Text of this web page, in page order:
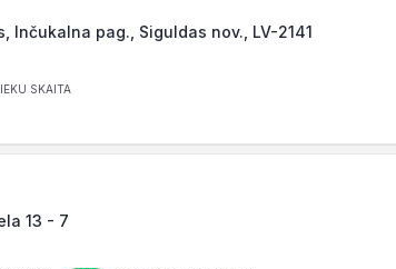
Inčukalna pag., Siguldas nov., LV-2141
SKAITA
13 - 7